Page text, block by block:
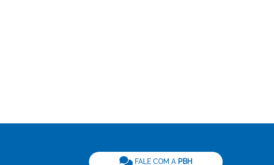
FALE COM A PBH